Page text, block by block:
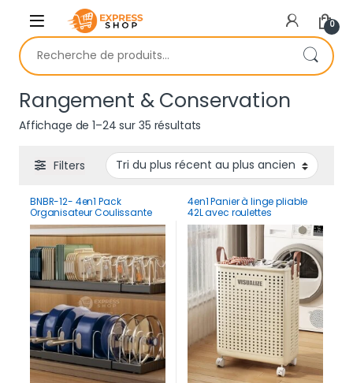
Skip to navigation
Skip to content
0
Recherche pour :
Rangement & Conservation
Affichage de 1–24 sur 35 résultats
Filters
BNBR-12- 4en1 Pack
Organisateur Coulissante
acier inxoydable
séparateurs réglables
4en1 Panier à linge pliable
42L avec roulettes
multifonction rangement
pratique maison